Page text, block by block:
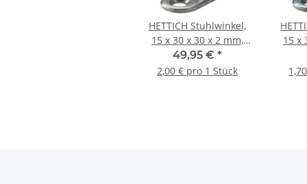
HETTICH Stuhlwinkel,
15 x 30 x 30 x 2 mm,
Edelstahl matt, 25 Stück
49,95 € *
2,00 € pro 1 Stück
15 x